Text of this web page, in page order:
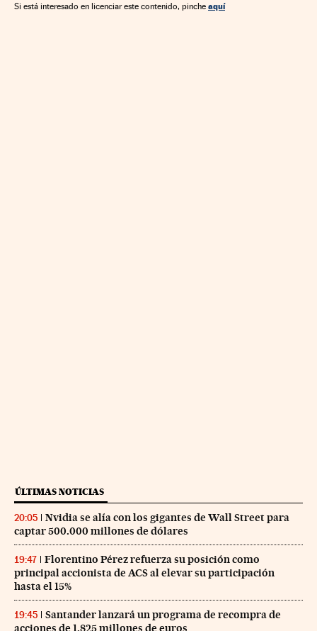
Si está interesado en licenciar este contenido, pinche aquí
ÚLTIMAS NOTICIAS
20:05
Nvidia se alía con los gigantes de Wall Street para
captar 500.000 millones de dólares
19:47
Florentino Pérez refuerza su posición como
principal accionista de ACS al elevar su participación
hasta el 15%
19:45
Santander lanzará un programa de recompra de
acciones de 1.825 millones de euros